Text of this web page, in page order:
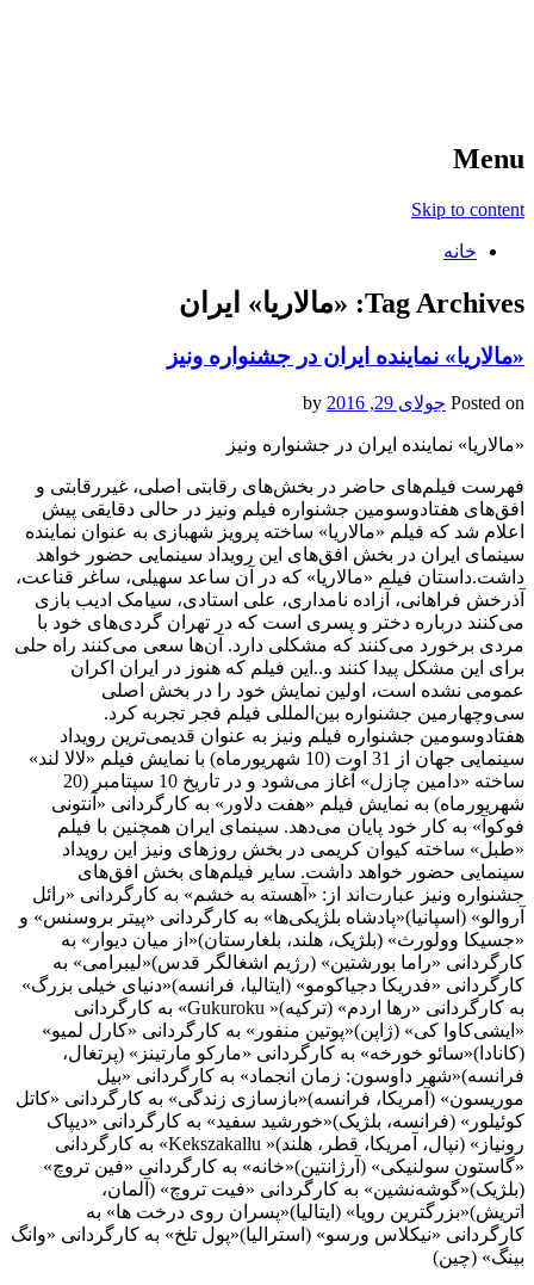
Menu
Skip to content
خانه
Tag Archives: «مالاریا» ایران
«مالاریا» نماینده ایران در جشنواره ونیز
Posted on جولای 29, 2016
«مالاریا» نماینده ایران در جشنواره ونیز
فهرست فیلم‌های حاضر در بخش‌های رقابتی اصلی، غیررقابتی و
افق‌های هفتادوسومین جشنواره فیلم ونیز در حالی دقایقی پیش
اعلام شد که فیلم «مالاریا» ساخته پرویز شهبازی به عنوان نماینده
سینمای ایران در بخش افق‌های این رویداد سینمایی حضور خواهد
داشت.داستان فیلم «مالاریا» که در آن ساعد سهیلی، ساغر قناعت،
آذرخش فراهانی، آزاده نامداری، علی استادی، سیامک ادیب بازی
می‌کنند درباره دختر و پسری است که در تهران گردی‌های خود با
مردی برخورد می‌کنند که مشکلی دارد. آن‌ها سعی می‌کنند راه حلی
برای این مشکل پیدا کنند و..این فیلم که هنوز در ایران اکران
عمومی نشده است، اولین نمایش خود را در بخش اصلی
سی‌وچهارمین جشنواره بین‌المللی فیلم فجر تجربه کرد.
هفتادوسومین جشنواره فیلم ونیز به عنوان قدیمی‌ترین رویداد
سینمایی جهان از 31 اوت (10 شهریورماه) با نمایش فیلم «لالا لند»
ساخته «دامین چازل» آغاز می‌شود و در تاریخ 10 سپتامبر (20
شهریورماه) به نمایش فیلم «هفت دلاور» به کارگردانی «آنتونی
فوکوآ» به کار خود پایان می‌دهد. سینمای ایران همچنین با فیلم
«طبل» ساخته کیوان کریمی در بخش روزهای ونیز این رویداد
سینمایی حضور خواهد داشت. سایر فیلم‌های بخش افق‌های
جشنواره ونیز عبارت‌اند از: «آهسته به خشم» به کارگردانی «رائل
آروالو» (اسپانیا)«پادشاه بلژیکی‌ها» به کارگردانی «پیتر بروسنس» و
«جسیکا وولورث» (بلژیک، هلند، بلغارستان)«از میان دیوار» به
کارگردانی «راما بورشتین» (رژیم اشغالگر قدس)«لیبرامی» به
کارگردانی «فدریکا دجیاکومو» (ایتالیا، فرانسه)«دنیای خیلی بزرگ»
به کارگردانی «رها اردم» (ترکیه)« Gukuroku» به کارگردانی
«ایشی‌کاوا کی» (ژاپن)«پوتین منفور» به کارگردانی «کارل لمیو»
(کانادا)«سائو خورخه» به کارگردانی «مارکو مارتینز» (پرتغال،
فرانسه)«شهر داوسون: زمان انجماد» به کارگردانی «بیل
موریسون» (آمریکا، فرانسه)«بازسازی زندگی» به کارگردانی «کاتل
کوئیلور» (فرانسه، بلژیک)«خورشید سفید» به کارگردانی «دیپاک
رونیاز» (نپال، آمریکا، قطر، هلند)« Kekszakallu» به کارگردانی
«گاستون سولنیکی» (آرژانتین)«خانه» به کارگردانی «فین تروچ»
(بلژیک)«گوشه‌نشین» به کارگردانی «فیت تروچ» (آلمان،
اتریش)«بزرگترین رویا» (ایتالیا)«پسران روی درخت ها» به
کارگردانی «نیکلاس ورسو» (استرالیا)«پول تلخ» به کارگردانی «وانگ
بینگ» (چین)